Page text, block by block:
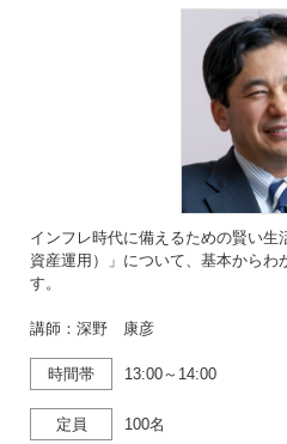
インフレ時代に備えるための賢い
資産運用）」について、基本からわ
す。
講師：深野 康彦
時間帯 13:00～14:00
定員 100名